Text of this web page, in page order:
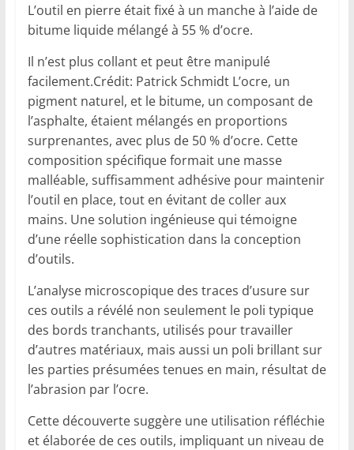
L’outil en pierre était fixé à un manche à l’aide de
bitume liquide mélangé à 55 % d’ocre.
Il n’est plus collant et peut être manipulé
facilement.Crédit: Patrick Schmidt L’ocre, un
pigment naturel, et le bitume, un composant de
l’asphalte, étaient mélangés en proportions
surprenantes, avec plus de 50 % d’ocre. Cette
composition spécifique formait une masse
malléable, suffisamment adhésive pour maintenir
l’outil en place, tout en évitant de coller aux
mains. Une solution ingénieuse qui témoigne
d’une réelle sophistication dans la conception
d’outils.
L’analyse microscopique des traces d’usure sur
ces outils a révélé non seulement le poli typique
des bords tranchants, utilisés pour travailler
d’autres matériaux, mais aussi un poli brillant sur
les parties présumées tenues en main, résultat de
l’abrasion par l’ocre.
Cette découverte suggère une utilisation réfléchie
et élaborée de ces outils, impliquant un niveau de